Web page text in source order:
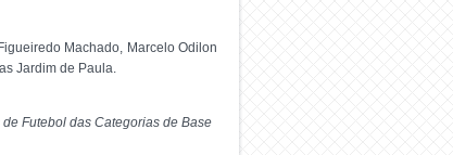
Machado, Marcelo Odilon
Jardim de Paula.
Futebol das Categorias de Base